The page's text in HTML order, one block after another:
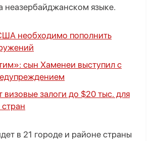
неазербайджанском языке.
необходимо пополнить
сын Хаменеи выступил с
залоги до $20 тыс. для
в 21 городе и районе страны